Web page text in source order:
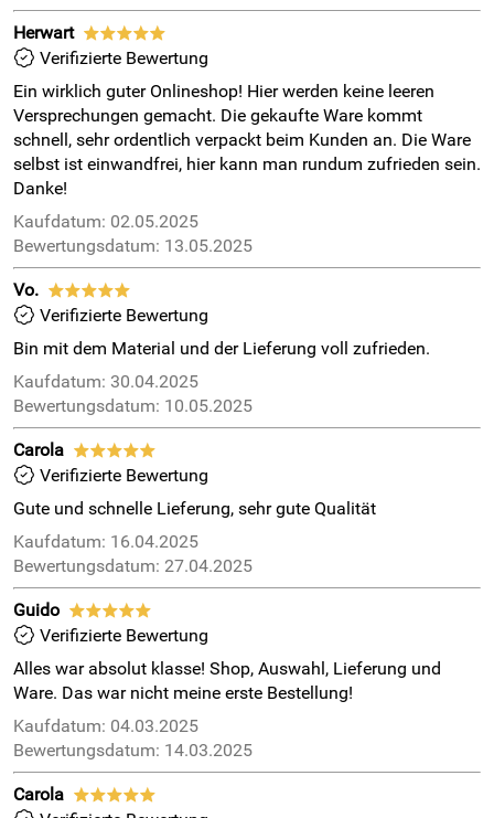
Herwart *****
Verifizierte Bewertung
Ein wirklich guter Onlineshop! Hier werden keine leeren
Versprechungen gemacht. Die gekaufte Ware kommt
schnell, sehr ordentlich verpackt beim Kunden an. Die Ware
selbst ist einwandfrei, hier kann man rundum zufrieden sein.
Danke!
Kaufdatum: 02.05.2025
Bewertungsdatum: 13.05.2025
Vo. *****
Verifizierte Bewertung
Bin mit dem Material und der Lieferung voll zufrieden.
Kaufdatum: 30.04.2025
Bewertungsdatum: 10.05.2025
Carola *****
Verifizierte Bewertung
Gute und schnelle Lieferung, sehr gute Qualität
Kaufdatum: 16.04.2025
Bewertungsdatum: 27.04.2025
Guido *****
Verifizierte Bewertung
Alles war absolut klasse! Shop, Auswahl, Lieferung und
Ware. Das war nicht meine erste Bestellung!
Kaufdatum: 04.03.2025
Bewertungsdatum: 14.03.2025
Carola *****